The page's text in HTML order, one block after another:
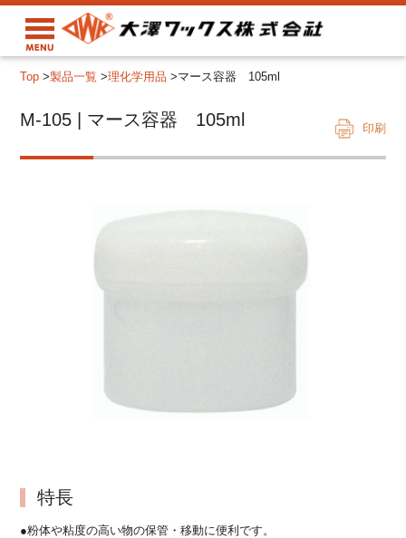
Top >製品一覧 >理化学用品 >マース容器 105ml
M-105 | マース容器 105ml 印刷
特長
●粉体や粘度の高い物の保管・移動に便利です。